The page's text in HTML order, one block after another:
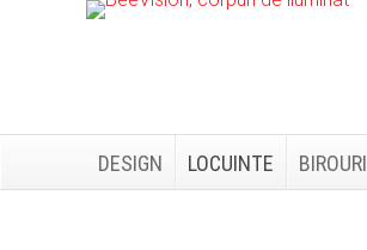
DESIGN LOCUINTE BIROURI